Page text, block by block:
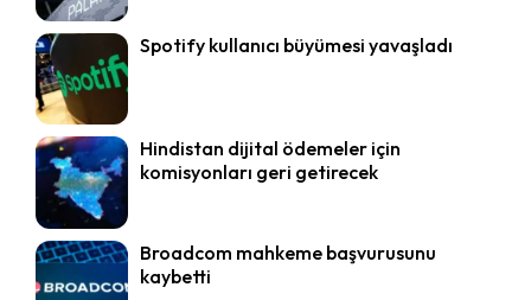
Spotify kullanıcı büyümesi yavaşladı
Hindistan dijital ödemeler için
komisyonları geri getirecek
Broadcom mahkeme başvurusunu
kaybetti